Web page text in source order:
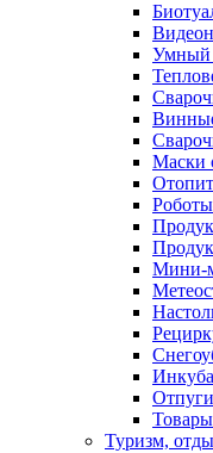
Умный
Маски
Мини-
Туризм,